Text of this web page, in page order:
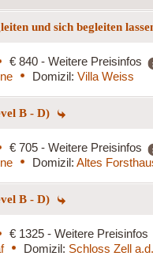
und sich begleiten
€ 840 - Weitere Preisinfos
Domizil: Villa Weiss
B - D)
€ 705 - Weitere Preisinfos
Domizil: Altes
B - D)
€ 1325 - Weitere Preisinfos
Domizil: Schloss Zell